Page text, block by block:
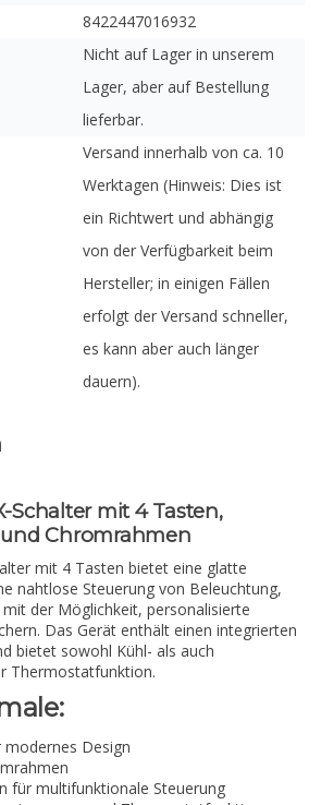
8422447016932
Nicht auf Lager in unserem
Lager, aber auf Bestellung
lieferbar.
Versand innerhalb von ca. 10
Werktagen (Hinweis: Dies ist
ein Richtwert und abhängig
von der Verfügbarkeit beim
Hersteller; in einigen Fällen
erfolgt der Versand schneller,
es kann aber auch länger
dauern).
Schalter mit 4 Tasten,
Chromrahmen
mit 4 Tasten bietet eine glatte
nahtlose Steuerung von Beleuchtung,
mit der Möglichkeit, personalisierte
Das Gerät enthält einen integrierten
bietet sowohl Kühl- als auch
Thermostatfunktion.
Design
für multifunktionale Steuerung